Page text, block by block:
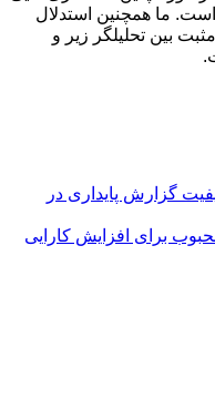
ما همچنین استدلال
بین تحلیلگر زیر و
گزارش پایداری در
برای افزایش کارایی